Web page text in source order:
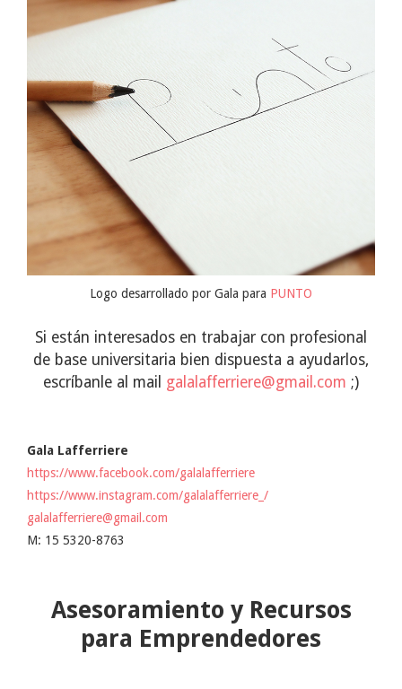
Logo desarrollado por Gala para PUNTO
Si están interesados en trabajar con profesional
de base universitaria bien dispuesta a ayudarlos,
escríbanle al mail galalafferriere@gmail.com ;)
Gala Lafferriere
https://www.facebook.com/galalafferriere
https://www.instagram.com/galalafferriere_/
galalafferriere@gmail.com
M: 15 5320-8763
Asesoramiento y Recursos
para Emprendedores